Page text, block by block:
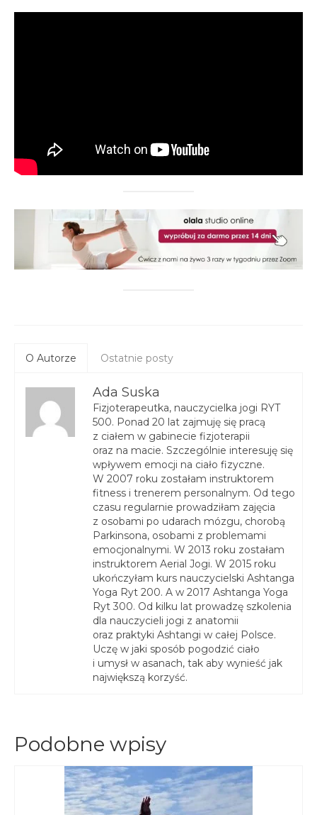
O Autorze Ostatnie posty
Ada Suska
Fizjoterapeutka, nauczycielka jogi RYT
500. Ponad 20 lat zajmuję się pracą
z ciałem w gabinecie fizjoterapii
oraz na macie. Szczególnie interesuję się
wpływem emocji na ciało fizyczne.
W 2007 roku zostałam instruktorem
fitness i trenerem personalnym. Od tego
czasu regularnie prowadziłam zajęcia
z osobami po udarach mózgu, chorobą
Parkinsona, osobami z problemami
emocjonalnymi. W 2013 roku zostałam
instruktorem Aerial Jogi. W 2015 roku
ukończyłam kurs nauczycielski Ashtanga
Yoga Ryt 200. A w 2017 Ashtanga Yoga
Ryt 300. Od kilku lat prowadzę szkolenia
dla nauczycieli jogi z anatomii
oraz praktyki Ashtangi w całej Polsce.
Uczę w jaki sposób pogodzić ciało
i umysł w asanach, tak aby wynieść jak
największą korzyść.
Podobne wpisy